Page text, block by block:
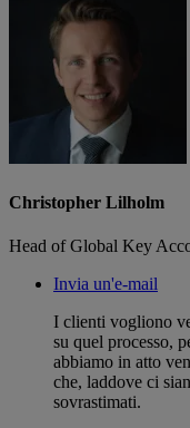
Christopher Lilholm
Head of Global Key
Invia un'e-mail
I clienti vogliono
su quel processo,
abbiamo in atto
che, laddove ci
sovrastimati.